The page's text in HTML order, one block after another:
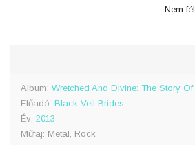
Nem
Album: Wretched And Divine: The Story
Előadó: Black Veil Brides
Év: 2013
Műfaj: Metal, Rock